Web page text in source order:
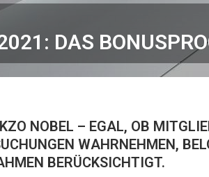
DAS
NOBEL – EGAL, OB
WAHRNEHMEN,
BERÜCKSICHTIGT.